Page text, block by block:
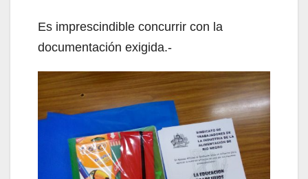
Es imprescindible concurrir con la
documentación exigida.-